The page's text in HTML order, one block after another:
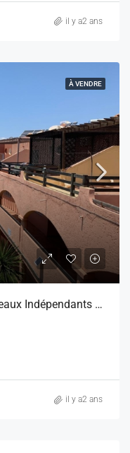
il y a2 ans
À VENDRE
DUPLEX HAUT STANDING 2 Niveaux Indépendants A IMIOUADDAR
il y a2 ans